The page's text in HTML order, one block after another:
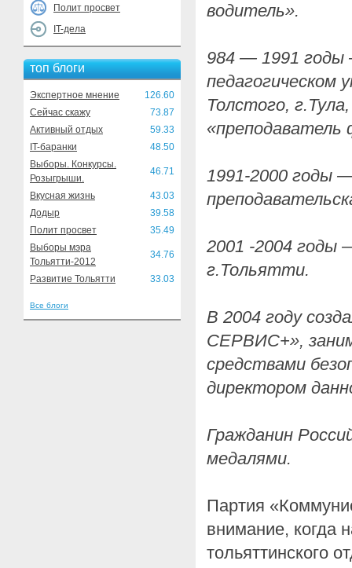
Полит просвет
IT-дела
топ блоги
Экспертное мнение
126.60
Сейчас скажу
73.87
Активный отдых
59.33
IT-баранки
48.50
Выборы. Конкурсы.
Розыгрыши.
46.71
Вкусная жизнь
43.03
Додыр
39.58
Полит просвет
35.49
Выборы мэра
Тольятти-2012
34.76
Развитие Тольятти 33.03
Все блоги
водитель».
984 — 1991 годы
педагогическом
Толстого,
«преподаватель
1991-2000 годы
2001 -2004
г.Тольятти.
В 2004 году
СЕРВИС+»,
средствами
директором
Гражданин
медалями.
Партия
внимание, когда
тольяттинского